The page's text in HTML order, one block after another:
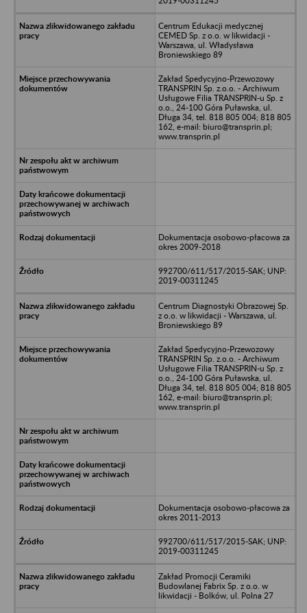
Centrum Edukacji medycznej
CEMED Sp. z o.o. w likwidacji -
Warszawa, ul. Władysława
Broniewskiego 89
Zakład Spedycyjno-Przewozowy
TRANSPRIN Sp. z.o.o. - Archiwum
Usługowe Filia TRANSPRIN-u Sp. z
o.o., 24-100 Góra Puławska, ul.
Długa 34, tel. 818 805 004; 818 805
162, e-mail: biuro@transprin.pl;
www.transprin.pl
Dokumentacja osobowo-płacowa za
okres 2009-2018
992700/611/517/2015-SAK; UNP:
2019-00311245
Centrum Diagnostyki Obrazowej Sp.
z o.o. w likwidacji - Warszawa, ul.
Broniewskiego 89
Zakład Spedycyjno-Przewozowy
TRANSPRIN Sp. z.o.o. - Archiwum
Usługowe Filia TRANSPRIN-u Sp. z
o.o., 24-100 Góra Puławska, ul.
Długa 34, tel. 818 805 004; 818 805
162, e-mail: biuro@transprin.pl;
www.transprin.pl
Dokumentacja osobowo-płacowa za
okres 2011-2013
992700/611/517/2015-SAK; UNP:
2019-00311245
Zakład Promocji Ceramiki
Budowlanej Fabrix Sp. z o.o. w
likwidacji - Bolków, ul. Polna 27